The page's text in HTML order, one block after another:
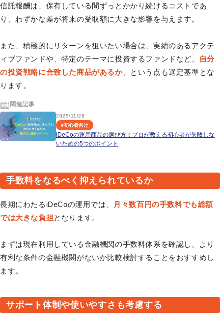
信託報酬は、保有している間ずっとかかり続けるコストであ
り、わずかな差が将来の受取額に大きな影響を与えます。
また、積極的にリターンを狙いたい場合は、実績のあるアクテ
ィブファンドや、特定のテーマに投資するファンドなど、
自分
の投資戦略に合致した商品があるか、という点も選定基準とな
ります。
関連記事
2025/11/28
#初心者向け
iDeCoの運用商品の選び方！プロが教える初心者が失敗しな
いための5つのポイント
手数料をなるべく抑えられているか
長期にわたるiDeCoの運用では、
月々数百円の手数料でも総額
では大きな負担となります。
まずは現在利用している金融機関の手数料体系を確認し、より
有利な条件の金融機関がないか比較検討することをおすすめし
ます。
サポート体制や使いやすさも考慮する